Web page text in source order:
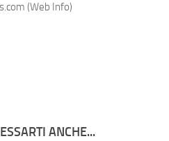
(Web Info)
ANCHE...